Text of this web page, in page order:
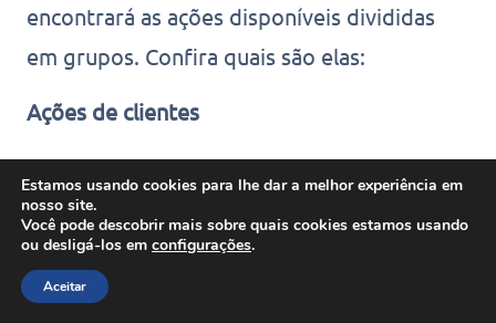
encontrará as ações disponíveis divididas
em grupos. Confira quais são elas:
Ações de clientes
SMS
E-mail
WhatsApp
Higienização
Estamos usando cookies para lhe dar a melhor experiência em
nosso site.
Você pode descobrir mais sobre quais cookies estamos usando
ou desligá-los em configurações.
Aceitar